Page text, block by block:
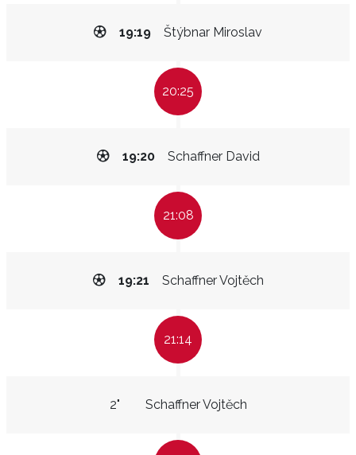
Štýbnar Miroslav
19:19
20:25
Schaffner David
19:20
21:08
Schaffner Vojtěch
19:21
21:14
Schaffner Vojtěch
2"